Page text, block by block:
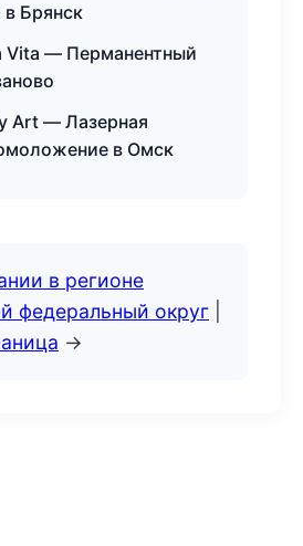
в Брянск
Vita — Перманентный
Art — Лазерная
в Омск
в регионе
федеральный округ
→